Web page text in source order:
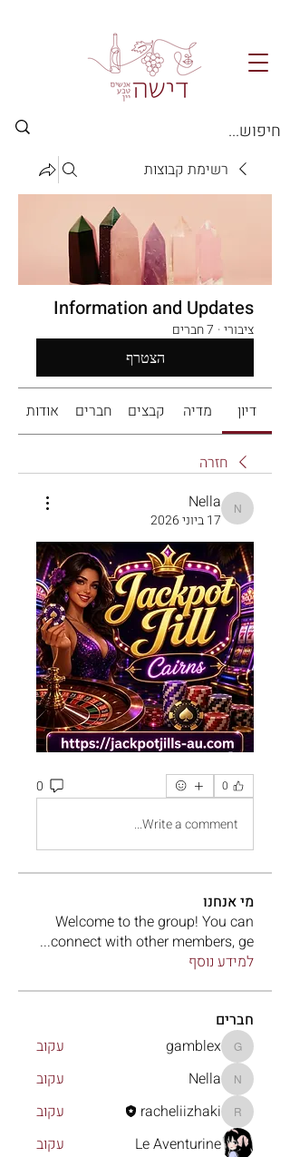
רשימת קבוצות
Information and Updates
ציבורי· 7 חברים
הצטרף
דיון מדיה קבצים חברים אודות
חזרה
Nella
Nella
17 ביוני 2026
0
0
Write a comment...
מי אנחנו
Welcome to the group! You can
connect with other members, ge
...
למידע נוסף
חברים
gamblex
gamblex עקוב
Nella
Nella עקוב
racheliizhaki
racheliizhaki
עקוב
Le Aventurine
עקוב